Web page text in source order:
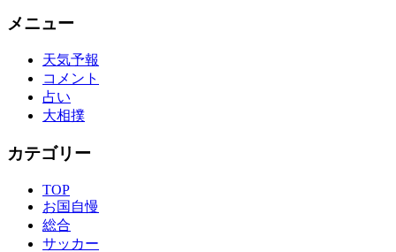
メニュー
天気予報
コメント
占い
大相撲
カテゴリー
TOP
お国自慢
総合
サッカー